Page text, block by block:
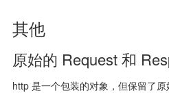
其他
原始的 Request 和
http 是一个包装的对象，但保留了